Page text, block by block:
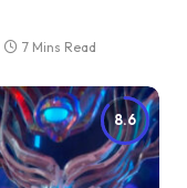
7 Mins Read
8.6